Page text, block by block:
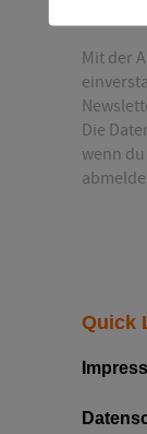
Mit der
Die
wenn
Quick